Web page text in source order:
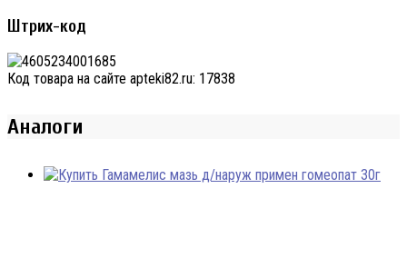
Штрих-код
Код товара на сайте apteki82.ru: 17838
Аналоги